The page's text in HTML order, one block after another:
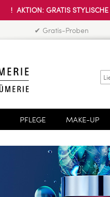
! AKTION: GRATIS
✔ Gratis-Proben
PFLEGE MAKE-UP